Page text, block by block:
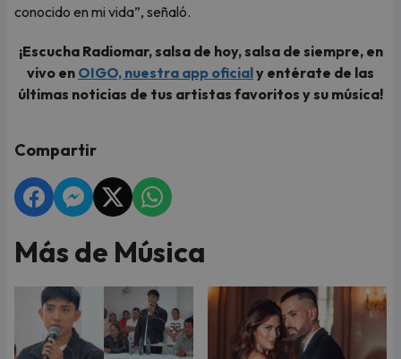
conocido en mi vida”, señaló.
¡Escucha Radiomar, salsa de hoy, salsa de siempre, en
vivo en OIGO, nuestra app oficialy entérate de las
últimas noticias de tus artistas favoritos y su música!
Compartir
Más de Música